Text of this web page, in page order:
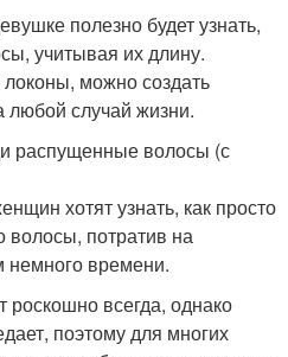
полезно будет узнать,
учитывая их длину.
можно создать
любой случай жизни.
распущенные волосы (с
хотят узнать, как просто
волосы, потратив на
немного времени.
всегда, однако
поэтому для многих